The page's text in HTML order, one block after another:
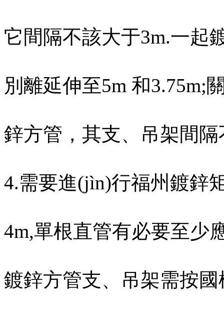
它間隔不該大于3m.一起鍍
別離延伸至5m 和3.75m;
鋅方管，其支、吊架
4.需要進(jìn)行福州鍍鋅
4m,單根直管有必要至少
鍍鋅方管支、吊架需